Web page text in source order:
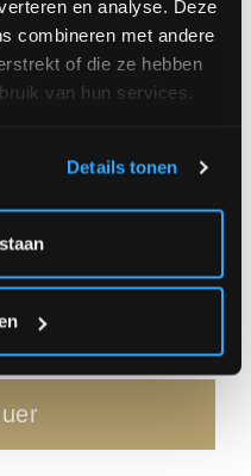
en analyse. Deze
combineren met andere
of die ze hebben
van hun services.
Details tonen
€
|
OU
Click and